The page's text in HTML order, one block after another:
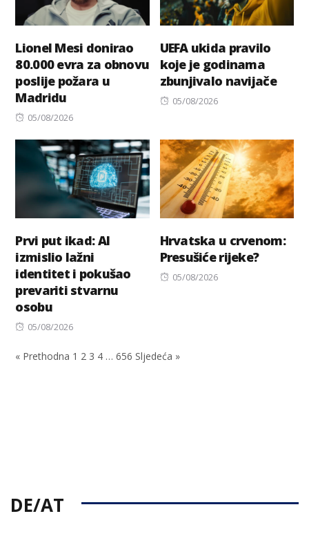
Lionel Mesi donirao
80.000 evra za obnovu
poslije požara u
Madridu
Posted
05/08/2026
UEFA ukida pravilo
koje je godinama
zbunjivalo navijače
Posted
05/08/2026
Prvi put ikad: AI
izmislio lažni
identitet i pokušao
prevariti stvarnu
osobu
Posted
05/08/2026
Hrvatska u crvenom:
Presušiće rijeke?
Posted
05/08/2026
« Prethodna 1 2 3 4 … 656 Sljedeća »
DE/AT